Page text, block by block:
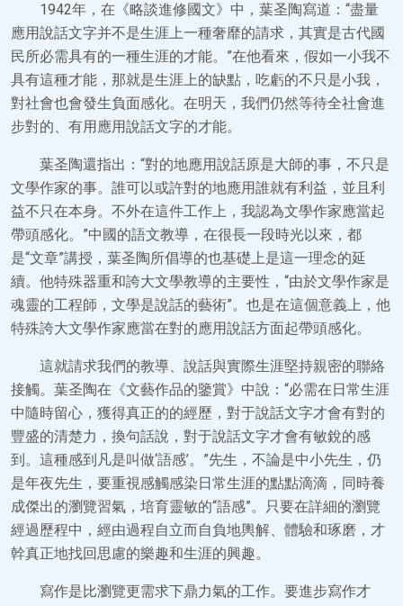
1942年，在《略談進修國文》中，葉圣陶寫道：“盡量
應用說話文字并不是生涯上一種奢靡的請求，其實是古代國
民所必需具有的一種生涯的才能。”在他看來，假如一小我不
具有這種才能，那就是生涯上的缺點，吃虧的不只是小我，
對社會也會發生負面感化。在明天，我們仍然等待全社會進
步對的、有用應用說話文字的才能。
葉圣陶還指出：“對的地應用說話原是大師的事，不只是
文學作家的事。誰可以或許對的地應用誰就有利益，並且利
益不只在本身。不外在這件工作上，我認為文學作家應當起
帶頭感化。”中國的語文教導，在很長一段時光以來，都
是“文章”講授，葉圣陶所倡導的也基礎上是這一理念的延
續。他特殊器重和誇大文學教導的主要性，“由於文學作家是
魂靈的工程師，文學是說話的藝術”。也是在這個意義上，他
特殊誇大文學作家應當在對的應用說話方面起帶頭感化。
這就請求我們的教導、說話與實際生涯堅持親密的聯絡
接觸。葉圣陶在《文藝作品的鑒賞》中說：“必需在日常生涯
中隨時留心，獲得真正的的經歷，對于說話文字才會有對的
豐盛的清楚力，換句話說，對于說話文字才會有敏銳的感
到。這種感到凡是叫做‘語感’。”先生，不論是中小先生，仍
是年夜先生，要重視感觸感染日常生涯的點點滴滴，同時養
成傑出的瀏覽習氣，培育靈敏的“語感”。只要在詳細的瀏覽
經過歷程中，經由過程自立而自負地輿解、體驗和琢磨，才
幹真正地找回思慮的樂趣和生涯的興趣。
寫作是比瀏覽更需求下鼎力氣的工作。要進步寫作才